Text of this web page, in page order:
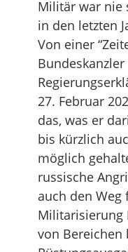
Militär war nie
in den letzten
Von einer
27. Februar
das, was er
bis kürzlich
möglich
russische
auch den
Militarisierung
von